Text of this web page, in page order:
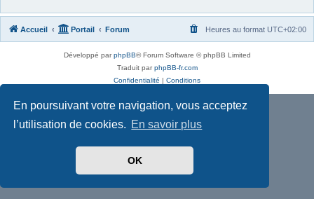
En poursuivant votre navigation, vous acceptez
l’utilisation de cookies. En savoir plus
OK
Accueil Portail Forum Heures au format UTC+02:00
Développé parphpBB® Forum Software © phpBB Limited
Traduit parphpBB-fr.com
Confidentialité | Conditions